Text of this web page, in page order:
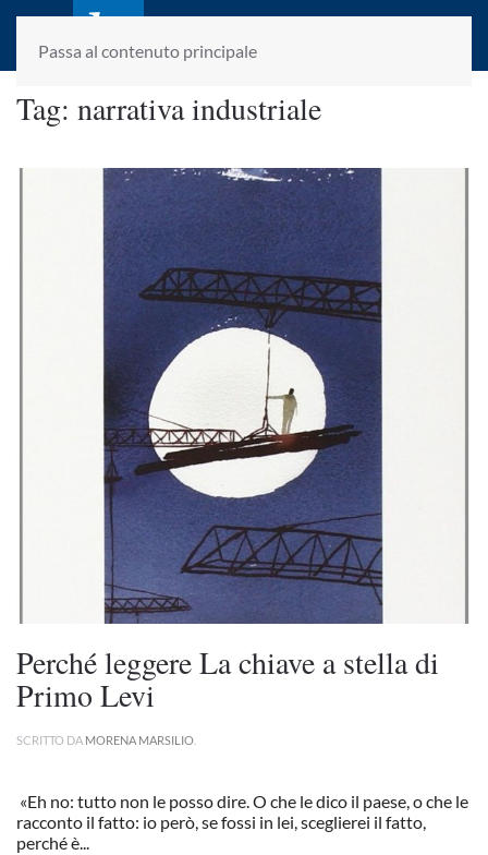
Passa al contenuto principale
laletteraturaenoi.it
fondato da Romano Luperini
Tag: narrativa industriale
Perché leggere La chiave a stella di
Primo Levi
SCRITTO DA MORENA MARSILIO
«Eh no: tutto non le posso dire. O che le dico il paese, o che le
racconto il fatto: io però, se fossi in lei, sceglierei il fatto,
perché è...